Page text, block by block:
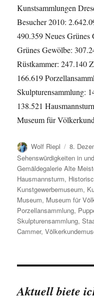
Kunstsammlungen
Besucher 2010:
490.359 Neues
Grünes Gewölbe:
Rüstkammer: 247.140
166.619
Skulpturensammlung:
138.521
Museum für
Autor
Wolf Riepl
am
8.
Sehenswürdigkeiten in
Gemäldegalerie Alte
Hausmannsturm,
Kunstgewerbemuseum,
Museum, Museum für
Porzellansammlung,
Skulpturensammlung,
Cammer,
Aktuell biete